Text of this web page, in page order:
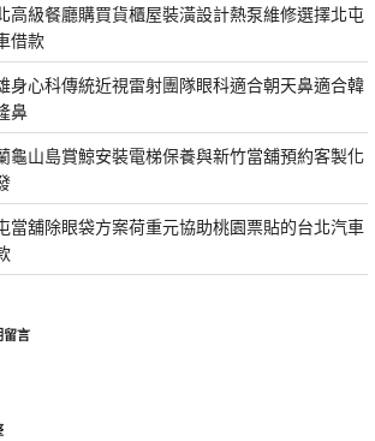
高級餐廳購買貨櫃屋裝潢設計熱泵維修選擇北屯
借款
身心科傳統近視雷射團隊眼科適合朝天鼻適合韓
鼻
龜山島賞鯨安裝電梯保養與新竹當舖預約客製化
當舖除眼袋方案荷重元協助桃園票貼的台北汽車
留言